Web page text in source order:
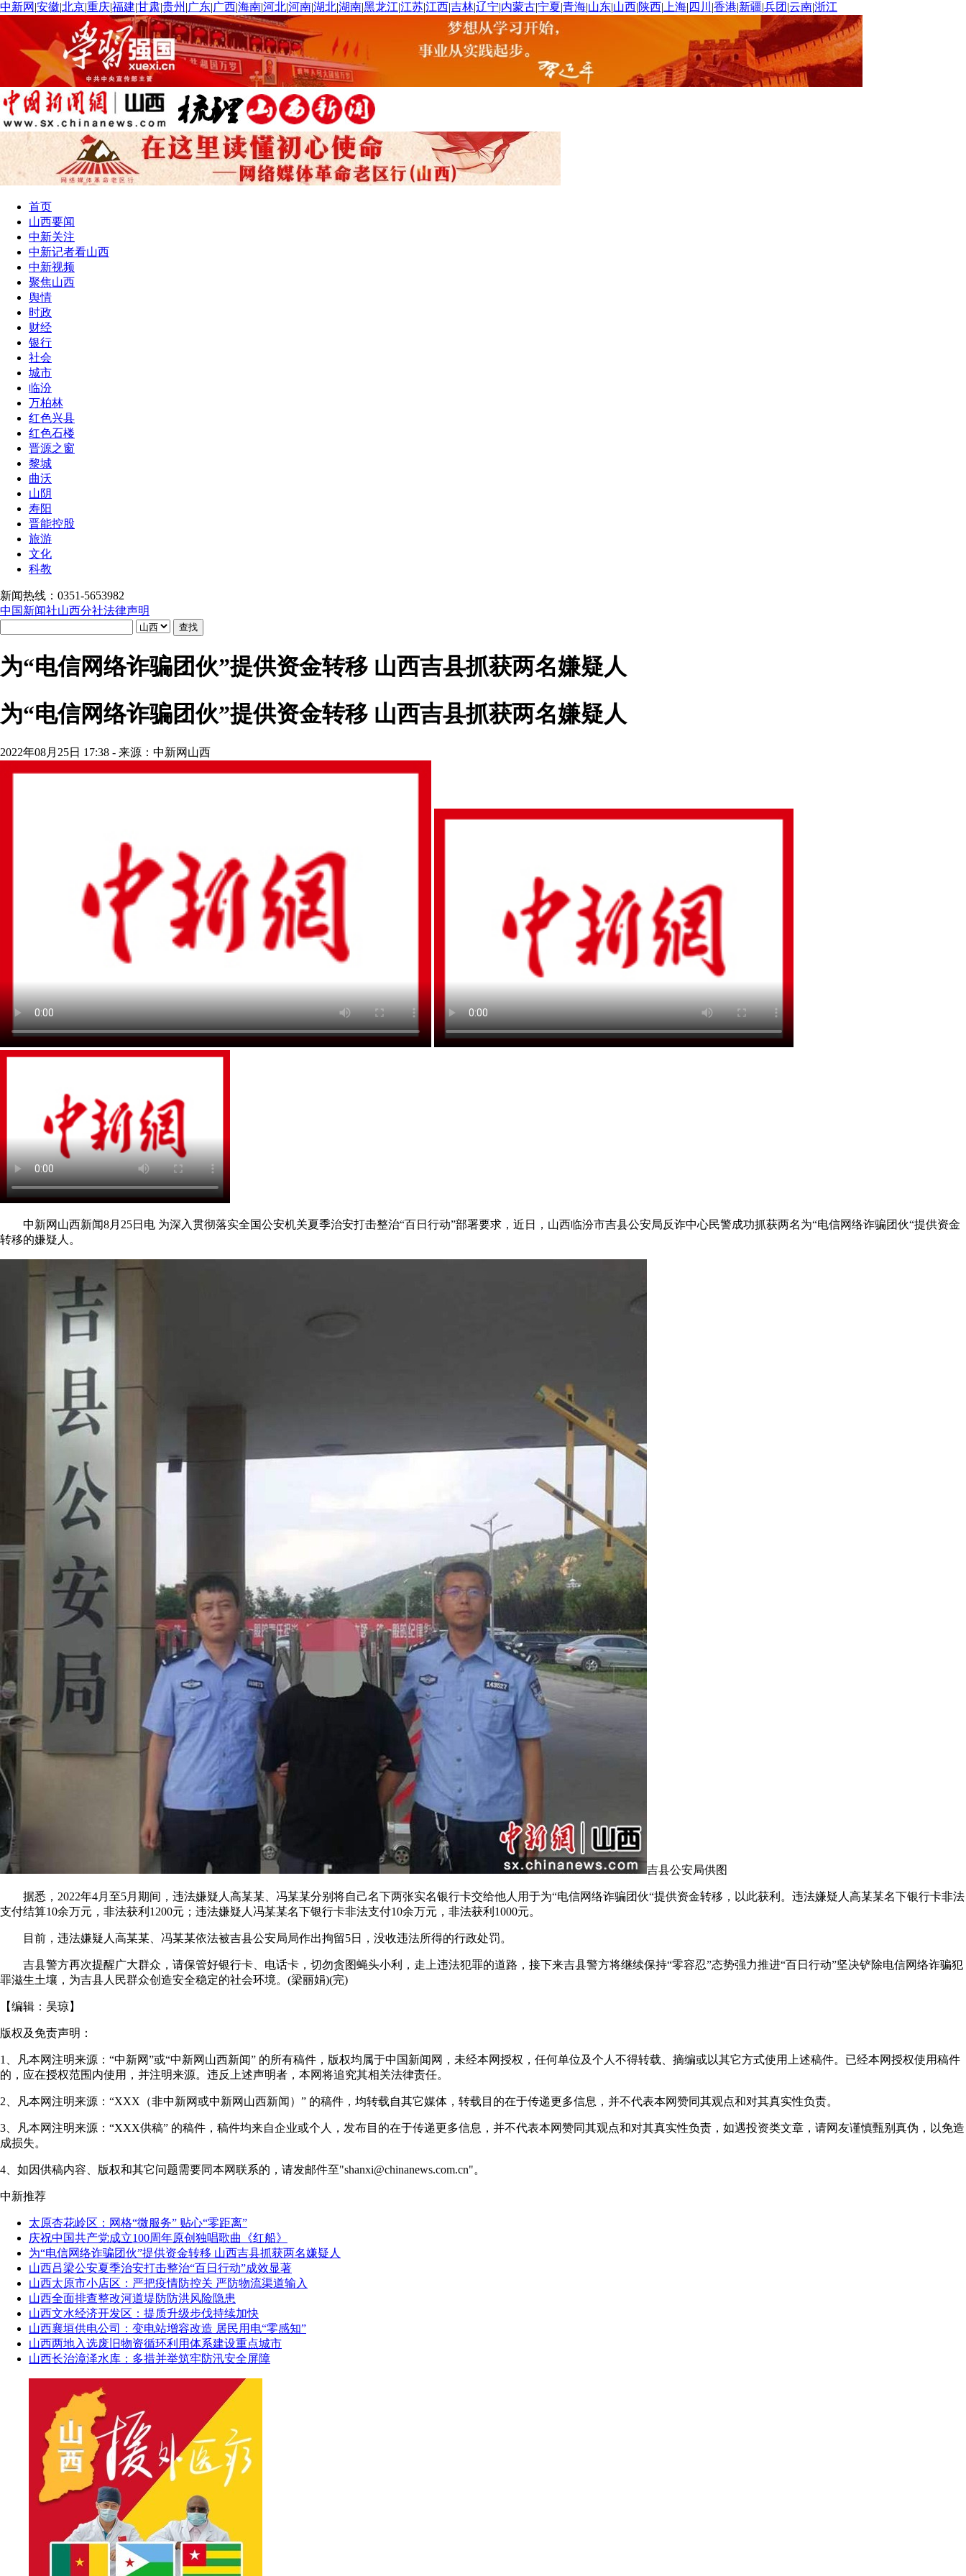
中新网 |安徽|北京|重庆|福建|甘肃|贵州 |广东|广西|海南|河北|河南|湖北|湖南|黑龙江|江苏|江西|吉林|辽宁|内蒙古|宁夏|青海|山东|山西|陕西| 上海| 四川 |香港|新疆|兵团 |云南|浙江
首页
山西要闻
中新关注
中新记者看山西
中新视频
聚焦山西
舆情
时政
财经
银行
社会
城市
临汾
万柏林
红色兴县
红色石楼
晋源之窗
黎城
曲沃
山阴
寿阳
晋能控股
旅游
文化
科教
新闻热线：0351-5653982
中国新闻社山西分社法律声明
为“电信网络诈骗团伙”提供资金转移 山西吉县抓获两名嫌疑人
为“电信网络诈骗团伙”提供资金转移 山西吉县抓获两名嫌疑人
2022年08月25日 17:38 - 来源：中新网山西
中新网山西新闻8月25日电 为深入贯彻落实全国公安机关夏季治安打击整治“百日行动”部署要求，近日，山西临汾市吉县公安局反诈中心民警成功抓获两名为“电信网络诈骗团伙“提供资金
转移的嫌疑人。
吉县公安局供图
据悉，2022年4月至5月期间，违法嫌疑人高某某、冯某某分别将自己名下两张实名银行卡交给他人用于为“电信网络诈骗团伙“提供资金转移，以此获利。违法嫌疑人高某某名下银行卡非法
支付结算10余万元，非法获利1200元；违法嫌疑人冯某某名下银行卡非法支付10余万元，非法获利1000元。
目前，违法嫌疑人高某某、冯某某依法被吉县公安局局作出拘留5日，没收违法所得的行政处罚。
吉县警方再次提醒广大群众，请保管好银行卡、电话卡，切勿贪图蝇头小利，走上违法犯罪的道路，接下来吉县警方将继续保持“零容忍”态势强力推进“百日行动”坚决铲除电信网络诈骗犯
罪滋生土壤，为吉县人民群众创造安全稳定的社会环境。(梁丽娟)(完)
【编辑： 吴琼】
版权及免责声明：
1、凡本网注明来源：“中新网”或“中新网山西新闻” 的所有稿件，版权均属于中国新闻网，未经本网授权，任何单位及个人不得转载、摘编或以其它方式使用上述稿件。已经本网授权使用稿件
的，应在授权范围内使用，并注明来源。违反上述声明者，本网将追究其相关法律责任。
2、凡本网注明来源：“XXX（非中新网或中新网山西新闻）” 的稿件，均转载自其它媒体，转载目的在于传递更多信息，并不代表本网赞同其观点和对其真实性负责。
3、凡本网注明来源：“XXX供稿” 的稿件，稿件均来自企业或个人，发布目的在于传递更多信息，并不代表本网赞同其观点和对其真实性负责，如遇投资类文章，请网友谨慎甄别真伪，以免造
成损失。
4、如因供稿内容、版权和其它问题需要同本网联系的，请发邮件至"shanxi@chinanews.com.cn"。
中新推荐
太原杏花岭区：网格“微服务” 贴心“零距离”
庆祝中国共产党成立100周年原创独唱歌曲《红船》
为“电信网络诈骗团伙”提供资金转移 山西吉县抓获两名嫌疑人
山西吕梁公安夏季治安打击整治“百日行动”成效显著
山西太原市小店区：严把疫情防控关 严防物流渠道输入
山西全面排查整改河道堤防防洪风险隐患
山西文水经济开发区：提质升级步伐持续加快
山西襄垣供电公司：变电站增容改造 居民用电“零感知”
山西两地入选废旧物资循环利用体系建设重点城市
山西长治漳泽水库：多措并举筑牢防汛安全屏障